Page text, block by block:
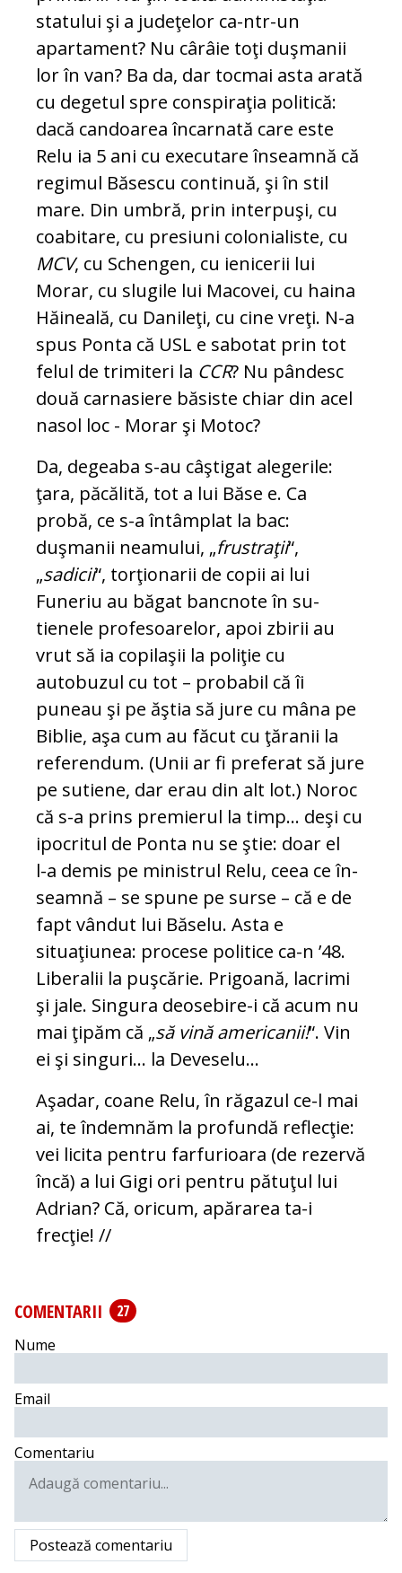
statului şi a judeţelor ca-ntr-un
apartament? Nu cârâie toţi duşmanii
lor în van? Ba da, dar tocmai asta arată
cu degetul spre cons­piraţia politică:
dacă candoarea încarnată care este
Relu ia 5 ani cu executare înseamnă că
regimul Băsescu continuă, şi în stil
mare. Din umbră, prin interpuşi, cu
coabitare, cu presiuni colonialiste, cu
MCV, cu Schengen, cu ienicerii lui
Morar, cu slugile lui Macovei, cu haina
Hăineală, cu Danileţi, cu cine vreţi. N-a
spus Ponta că USL e sabotat prin tot
felul de trimiteri la CCR? Nu pândesc
două carnasiere bă­siste chiar din acel
nasol loc - Morar şi Motoc?
Da, degeaba s-au câştigat alegerile:
ţara, păcălită, tot a lui Băse e. Ca
probă, ce s-a întâmplat la bac:
duşmanii neamului, „frustraţii“,
„sadicii“, torţionarii de copii ai lui
Funeriu au băgat bancnote în su­
tienele profesoarelor, apoi zbirii au
vrut să ia copilaşii la poliţie cu
autobuzul cu tot – probabil că îi
puneau şi pe ăştia să jure cu mâna pe
Biblie, aşa cum au făcut cu ţă­ranii la
referendum. (Unii ar fi preferat să jure
pe sutiene, dar erau din alt lot.) No­roc
că s-a prins premierul la timp... deşi cu
ipocritul de Ponta nu se ştie: doar el
l-a demis pe ministrul Relu, ceea ce în­
seamnă – se spune pe surse – că e de
fapt vândut lui Băselu. Asta e
situaţiunea: pro­cese politice ca-n ’48.
Liberalii la puşcărie. Prigoană, lacrimi
şi jale. Singura de­o­sebire-i că acum nu
mai ţipăm că „să vină americanii!“. Vin
ei şi singuri... la Deveselu...
Aşadar, coane Relu, în răgazul ce-l mai
ai, te îndemnăm la profundă reflecţie:
vei licita pentru farfurioara (de rezervă
încă) a lui Gigi ori pentru pătuţul lui
Adrian? Că, oricum, apărarea ta-i
frecţie! //
COMENTARII
27
Nume
Email
Comentariu
Postează comentariu